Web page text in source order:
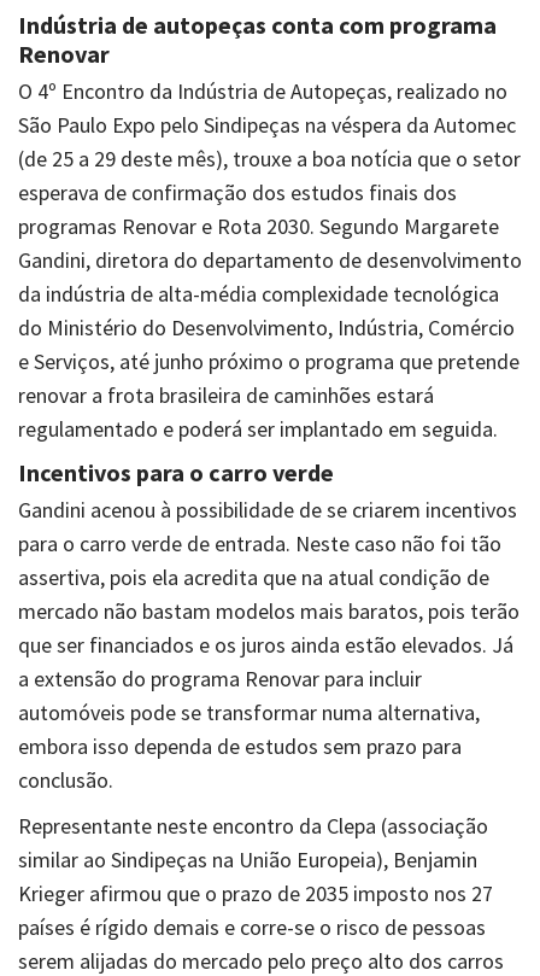
Indústria de autopeças conta com programa
Renovar
O 4º Encontro da Indústria de Autopeças, realizado no
São Paulo Expo pelo Sindipeças na véspera da Automec
(de 25 a 29 deste mês), trouxe a boa notícia que o setor
esperava de confirmação dos estudos finais dos
programas Renovar e Rota 2030. Segundo Margarete
Gandini, diretora do departamento de desenvolvimento
da indústria de alta-média complexidade tecnológica
do Ministério do Desenvolvimento, Indústria, Comércio
e Serviços, até junho próximo o programa que pretende
renovar a frota brasileira de caminhões estará
regulamentado e poderá ser implantado em seguida.
Incentivos para o carro verde
Gandini acenou à possibilidade de se criarem incentivos
para o carro verde de entrada. Neste caso não foi tão
assertiva, pois ela acredita que na atual condição de
mercado não bastam modelos mais baratos, pois terão
que ser financiados e os juros ainda estão elevados. Já
a extensão do programa Renovar para incluir
automóveis pode se transformar numa alternativa,
embora isso dependa de estudos sem prazo para
conclusão.
Representante neste encontro da Clepa (associação
similar ao Sindipeças na União Europeia), Benjamin
Krieger afirmou que o prazo de 2035 imposto nos 27
países é rígido demais e corre-se o risco de pessoas
serem alijadas do mercado pelo preço alto dos carros